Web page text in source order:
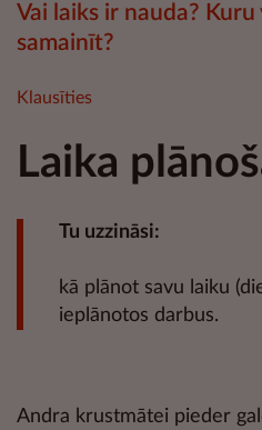
Vai laiks ir nauda?
samainīt?
Klausīties
Laika
Tu uzzināsi:
kā plānot savu laiku
ieplānotos darbus.
Andra krustmātei pieder